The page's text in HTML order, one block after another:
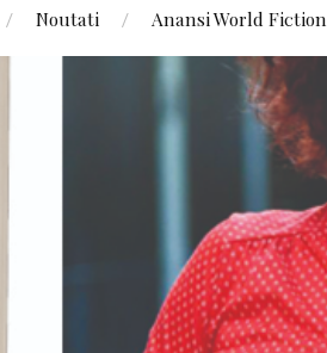
Noutati Anansi World Fiction